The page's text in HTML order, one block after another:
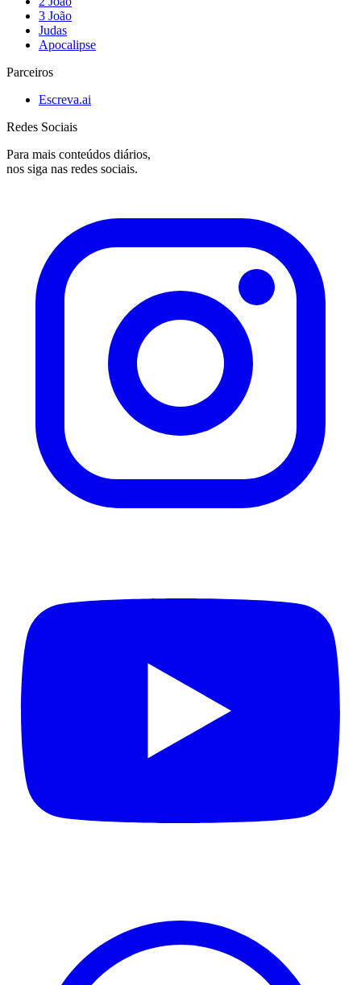
3 João
Judas
Apocalipse
Parceiros
Escreva.ai
Redes Sociais
Para mais conteúdos diários,
nos siga nas redes sociais.